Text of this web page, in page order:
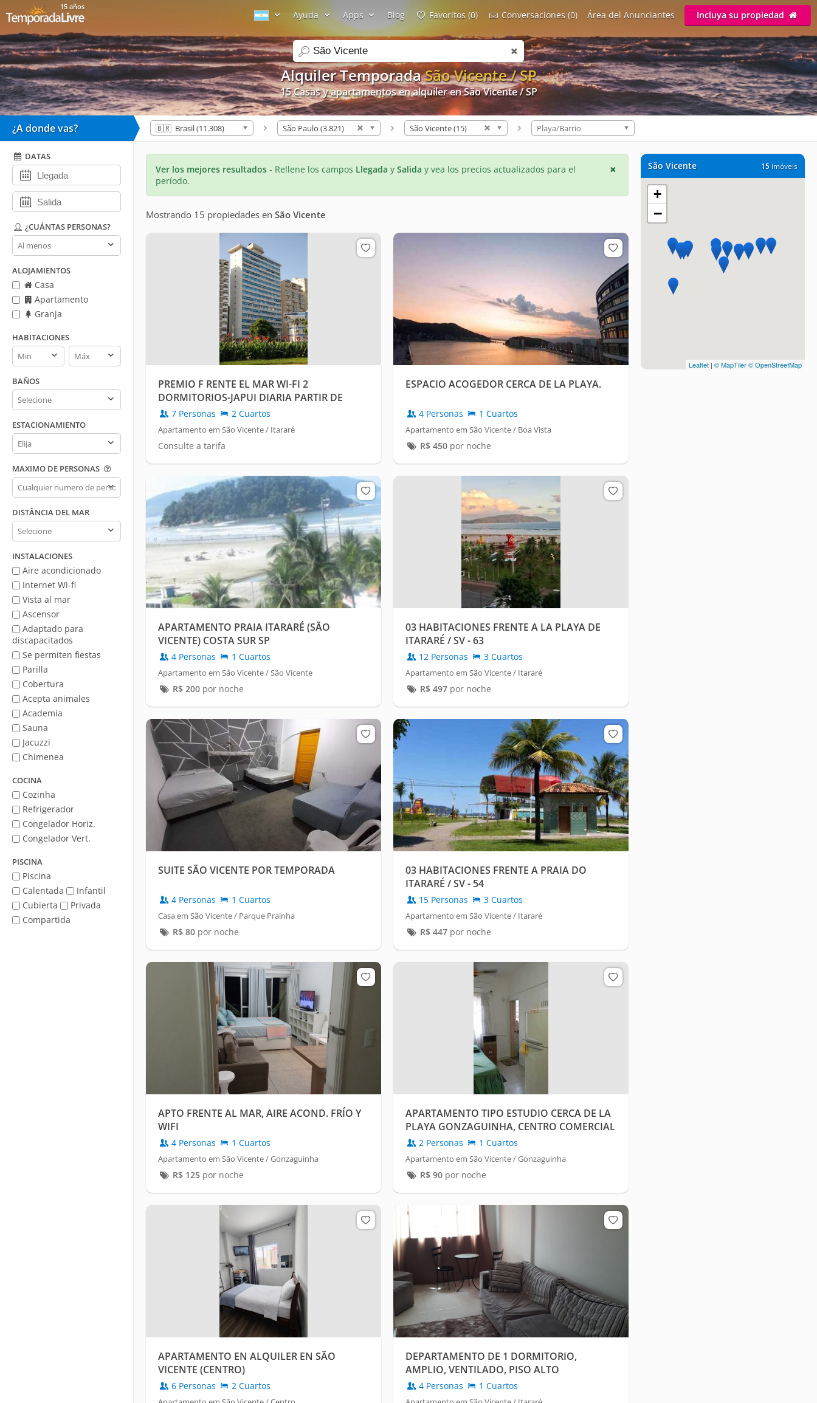
Alquiler TemporadaSão Vicente / SP
15 Casas y apartamentos en alquiler en São Vicente / SP
search
15 años
Ayuda Apps Blog Favoritos (0) Conversaciones (0) Área del Anunciantes Incluya su propiedad
¿A donde vas? 🇧🇷 Brasil (11.308) São Paulo (3.821) São Vicente (15) Playa/Barrio
DATAS
¿CUÁNTAS PERSONAS?
¿Cuántas
personas?
ALOJAMIENTOS
Casa
Apartamento
Granja
HABITACIONES
Habitaciones
min
Habitaciones
max
BAÑOS
Baños
ESTACIONAMIENTO
Estacionamiento
MAXIMO DE PERSONAS
Maximo
de
personas
DISTÂNCIA DEL MAR
Distância
del
mar
INSTALACIONES
Aire acondicionado
Internet Wi-fi
Vista al mar
Ascensor
Adaptado para
discapacitados
Se permiten fiestas
Parilla
Cobertura
Acepta animales
Academia
Sauna
Jacuzzi
Chimenea
COCINA
Cozinha
Refrigerador
Congelador Horiz.
Congelador Vert.
PISCINA
Piscina
Calentada
Infantil
Cubierta
Privada
Compartida
15imóveis
São Vicente
+
−
Leaflet | © MapTiler© OpenStreetMap
Ver los mejores resultados - Rellene los campos Llegada y Salida y vea los precios actualizados para el
período.
Mostrando 15 propiedades en São Vicente
PREMIO F RENTE EL MAR WI-FI 2
DORMITORIOS-JAPUI DIARIA PARTIR DE
150,00
7 Personas 2 Cuartos
Apartamento em São Vicente / Itararé
Consulte a tarifa
ESPACIO ACOGEDOR CERCA DE LA PLAYA.
4 Personas 1 Cuartos
Apartamento em São Vicente / Boa Vista
R$ 450por noche
APARTAMENTO PRAIA ITARARÉ (SÃO
VICENTE) COSTA SUR SP
4 Personas 1 Cuartos
Apartamento em São Vicente / São Vicente
R$ 200por noche
03 HABITACIONES FRENTE A LA PLAYA DE
ITARARÉ / SV - 63
12 Personas 3 Cuartos
Apartamento em São Vicente / Itararé
R$ 497por noche
SUITE SÃO VICENTE POR TEMPORADA
4 Personas 1 Cuartos
Casa em São Vicente / Parque Prainha
R$ 80por noche
03 HABITACIONES FRENTE A PRAIA DO
ITARARÉ / SV - 54
15 Personas 3 Cuartos
Apartamento em São Vicente / Itararé
R$ 447por noche
APTO FRENTE AL MAR, AIRE ACOND. FRÍO Y
WIFI
4 Personas 1 Cuartos
Apartamento em São Vicente / Gonzaguinha
R$ 125por noche
APARTAMENTO TIPO ESTUDIO CERCA DE LA
PLAYA GONZAGUINHA, CENTRO COMERCIAL
Y SUPERMERCADO SONDA
2 Personas 1 Cuartos
Apartamento em São Vicente / Gonzaguinha
R$ 90por noche
APARTAMENTO EN ALQUILER EN SÃO
VICENTE (CENTRO)
6 Personas 2 Cuartos
DEPARTAMENTO DE 1 DORMITORIO,
AMPLIO, VENTILADO, PISO ALTO
4 Personas 1 Cuartos